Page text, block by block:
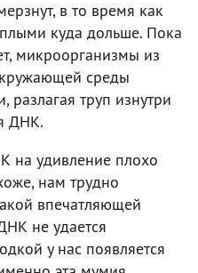
в то время как
куда дольше. Пока
микроорганизмы из
среды
разлагая труп изнутри
ДНК.
на удивление плохо
нам трудно
впечатляющей
не удается
у нас появляется